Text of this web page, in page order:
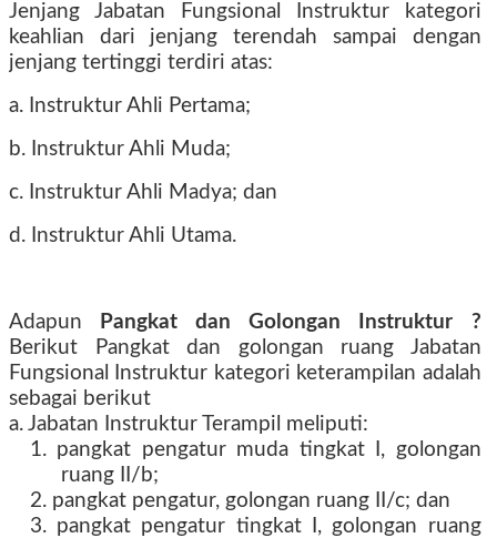
Jenjang Jabatan Fungsional Instruktur kategori
keahlian dari jenjang terendah sampai dengan
jenjang tertinggi terdiri atas:
a. Instruktur Ahli Pertama;
b. Instruktur Ahli Muda;
c. Instruktur Ahli Madya; dan
d. Instruktur Ahli Utama.
Adapun
Pangkat dan Golongan Instruktur ?
Berikut Pangkat dan golongan ruang Jabatan
Fungsional Instruktur kategori keterampilan adalah
sebagai berikut
a. Jabatan Instruktur Terampil meliputi:
1. pangkat pengatur muda tingkat I, golongan
ruang II/b;
2. pangkat pengatur, golongan ruang II/c; dan
3. pangkat pengatur tingkat I, golongan ruang